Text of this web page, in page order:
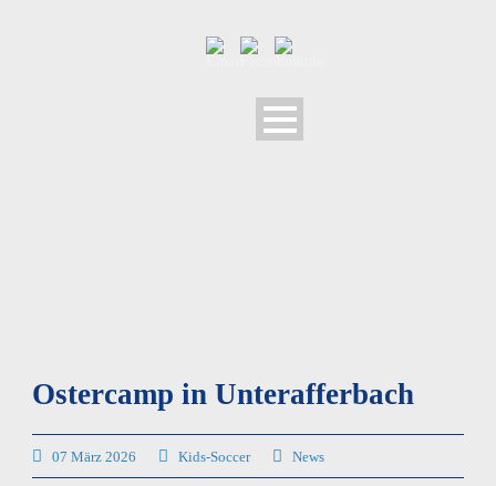
Ostercamp in Unterafferbach
07 März 2026 Kids-Soccer News